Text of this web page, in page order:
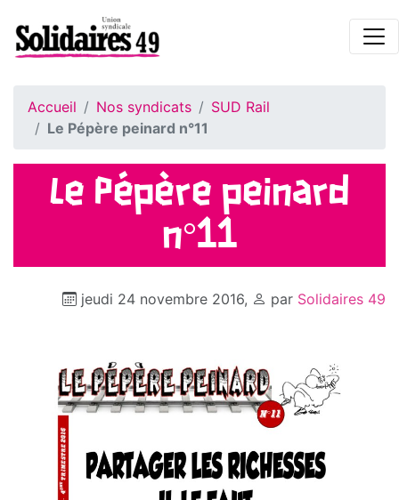
Accueil Nos syndicats
SUD Rail
Le Pépère peinard n°11
Le Pépère peinard
n°11
jeudi 24 novembre 2016, par Solidaires 49